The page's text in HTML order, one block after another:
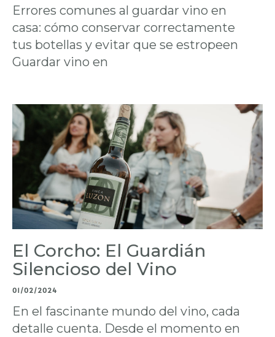
Errores comunes al guardar vino en
casa: cómo conservar correctamente
tus botellas y evitar que se estropeen
Guardar vino en
El Corcho: El Guardián
Silencioso del Vino
01/02/2024
En el fascinante mundo del vino, cada
detalle cuenta. Desde el momento en